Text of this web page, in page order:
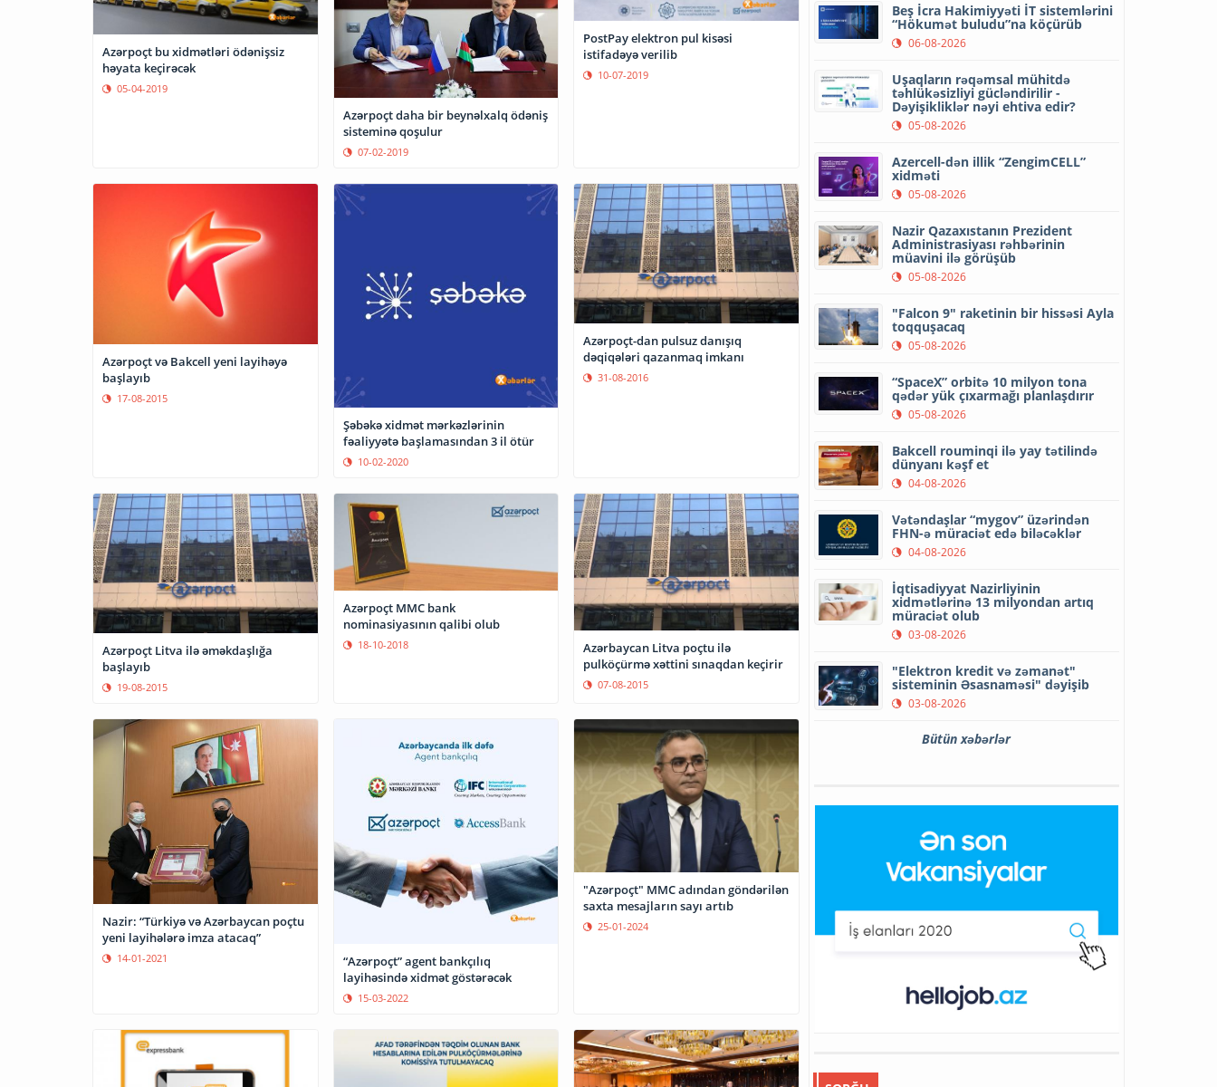
Azərpoçt bu xidmətləri ödənişsiz
həyata keçirəcək
05-04-2019
Azərpoçt daha bir beynəlxalq ödəniş
sisteminə qoşulur
07-02-2019
PostPay elektron pul kisəsi
istifadəyə verilib
10-07-2019
Azərpoçt və Bakcell yeni layihəyə
başlayıb
17-08-2015
Şəbəkə xidmət mərkəzlərinin
fəaliyyətə başlamasından 3 il ötür
10-02-2020
Azərpoçt-dan pulsuz danışıq
dəqiqələri qazanmaq imkanı
31-08-2016
Azərpoçt Litva ilə əməkdaşlığa
başlayıb
19-08-2015
Azərpoçt MMC bank
nominasiyasının qalibi olub
18-10-2018
Azərbaycan Litva poçtu ilə
pulköçürmə xəttini sınaqdan keçirir
07-08-2015
Nazir: “Türkiyə və Azərbaycan poçtu
yeni layihələrə imza atacaq”
14-01-2021
“Azərpoçt” agent bankçılıq
layihəsində xidmət göstərəcək
15-03-2022
"Azərpoçt" MMC adından göndərilən
saxta mesajların sayı artıb
25-01-2024
Beş İcra Hakimiyyəti İT sistemlərini
“Hökumət buludu”na köçürüb
06-08-2026
Uşaqların rəqəmsal mühitdə
təhlükəsizliyi gücləndirilir -
Dəyişikliklər nəyi ehtiva edir?
05-08-2026
Azercell-dən illik “ZengimCELL”
xidməti
05-08-2026
Nazir Qazaxıstanın Prezident
Administrasiyası rəhbərinin
müavini ilə görüşüb
05-08-2026
"Falcon 9" raketinin bir hissəsi Ayla
toqquşacaq
05-08-2026
“SpaceX” orbitə 10 milyon tona
qədər yük çıxarmağı planlaşdırır
05-08-2026
Bakcell rouminqi ilə yay tətilində
dünyanı kəşf et
04-08-2026
Vətəndaşlar “mygov” üzərindən
FHN-ə müraciət edə biləcəklər
04-08-2026
İqtisadiyyat Nazirliyinin
xidmətlərinə 13 milyondan artıq
müraciət olub
03-08-2026
"Elektron kredit və zəmanət"
sisteminin Əsasnaməsi" dəyişib
03-08-2026
Bütün xəbərlər